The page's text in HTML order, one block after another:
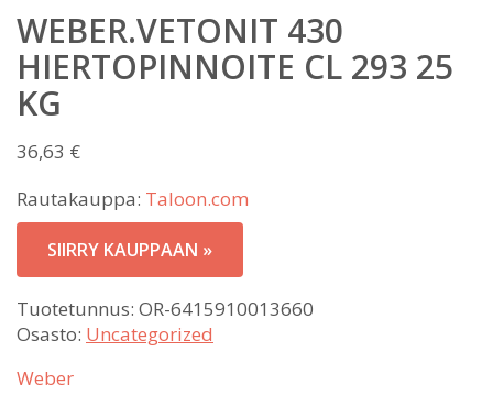
WEBER.VETONIT 430
HIERTOPINNOITE CL 293 25
KG
36,63 €
Rautakauppa: Taloon.com
SIIRRY KAUPPAAN »
Tuotetunnus: OR-6415910013660
Osasto: Uncategorized
Weber